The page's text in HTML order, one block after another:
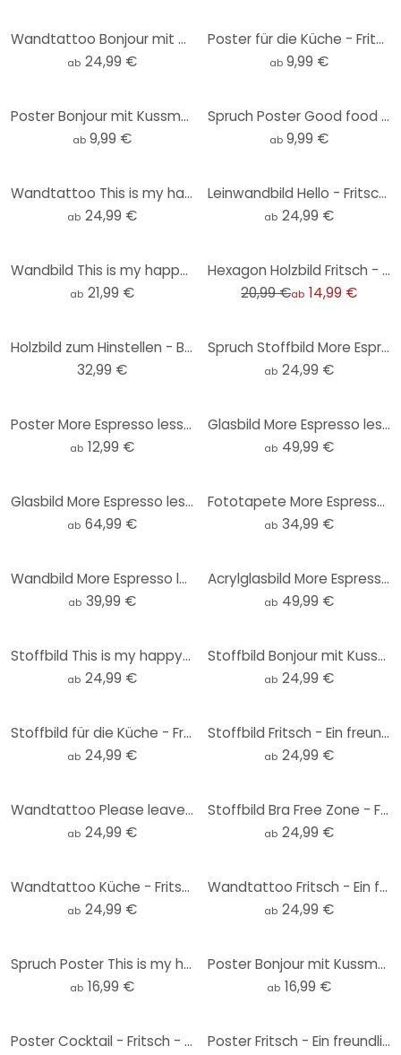
Wandtattoo Bonjour mit Kussmund - Fritsch - Rund
ab 24,99 €
Poster für die Küche - Fritsch - Aperol Spritz
ab 9,99 €
Poster Bonjour mit Kussmund - Fritsch
ab 9,99 €
Spruch Poster Good food good mood - Fritsch
ab 9,99 €
Wandtattoo This is my happy place mit Herz - Fritsch - Rund
ab 24,99 €
Leinwandbild Hello - Fritsch - Ein freundlicher Gruß
ab 24,99 €
Wandbild This is my happy place mit Herz - Fritsch - Alu-Dibond Rund
ab 21,99 €
Hexagon Holzbild Fritsch - Ein freundlicher Gruß
20,99 €ab 14,99 €
Holzbild zum Hinstellen - Bonjour mit Kussmund - Fritsch - 15x15 cm
32,99 €
Spruch Stoffbild More Espresso less Depresso - Fritsch
ab 24,99 €
Poster More Espresso less Depresso - Fritsch - Rund
ab 12,99 €
Glasbild More Espresso less Depresso - Fritsch - Rund
ab 49,99 €
Glasbild More Espresso less Depresso - Fritsch
ab 64,99 €
Fototapete More Espresso Less Depresso - Fritsch - Rund - Selbstklebend/Vlies
ab 34,99 €
Wandbild More Espresso less Depresso - Fritsch - Alu-Dibond
ab 39,99 €
Acrylglasbild More Espresso less Depresso - Fritsch
ab 49,99 €
Stoffbild This is my happy place mit Herz - Fritsch
ab 24,99 €
Stoffbild Bonjour mit Kussmund - Fritsch
ab 24,99 €
Stoffbild für die Küche - Fritsch - Aperol Spritz
ab 24,99 €
Stoffbild Fritsch - Ein freundlicher Gruß
ab 24,99 €
Wandtattoo Please leave by 9 - Fritsch - Rund
ab 24,99 €
Stoffbild Bra Free Zone - Fritsch
ab 24,99 €
Wandtattoo Küche - Fritsch - Aperol Spritz - Rund
ab 24,99 €
Wandtattoo Fritsch - Ein freundlicher Gruß - Rund
ab 24,99 €
Spruch Poster This is my happy place mit Herz - Fritsch - Rund
ab 16,99 €
Poster Bonjour mit Kussmund - Fritsch - Rund
ab 16,99 €
Poster Cocktail - Fritsch - Aperol Spritz- Rund
Poster Fritsch - Ein freundlicher Gruß - Rund